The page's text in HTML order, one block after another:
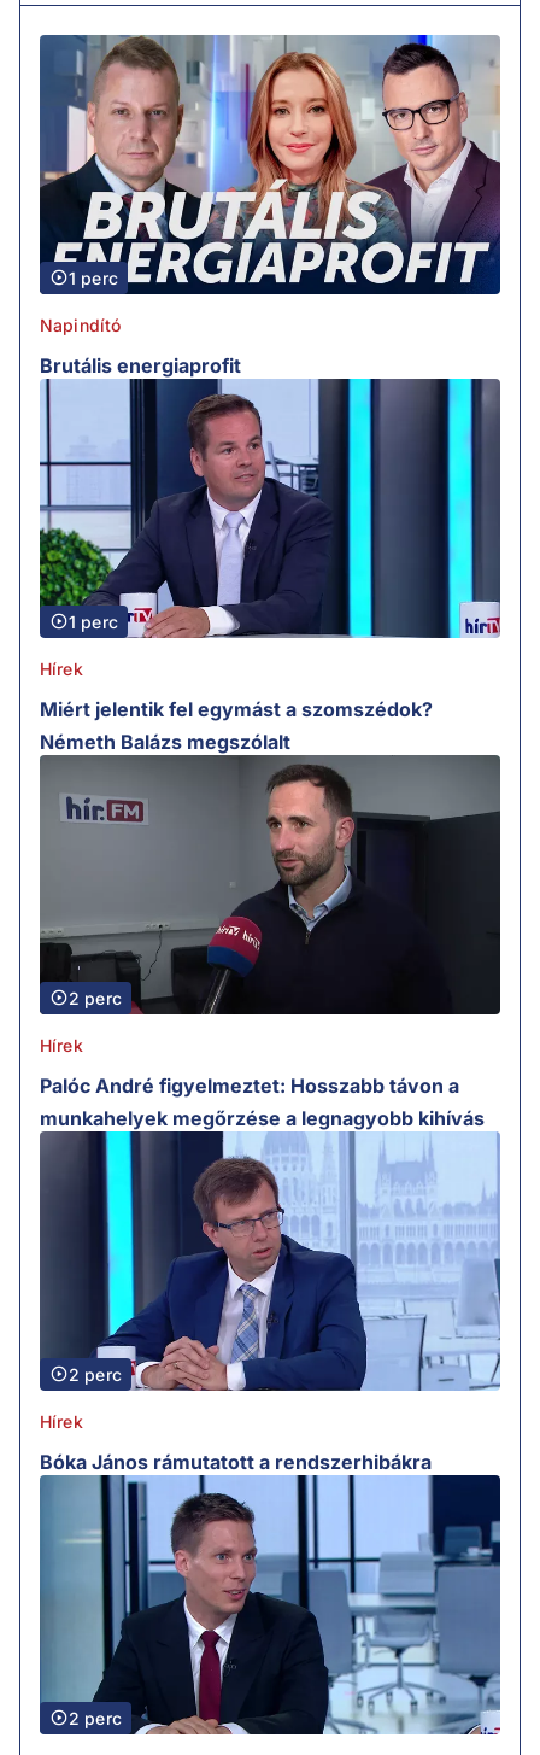
1 perc
Napindító
Brutális energiaprofit
1 perc
Hírek
Miért jelentik fel egymást a szomszédok?
Németh Balázs megszólalt
2 perc
Hírek
Palóc André figyelmeztet: Hosszabb távon a
munkahelyek megőrzése a legnagyobb kihívás
2 perc
Hírek
Bóka János rámutatott a rendszerhibákra
2 perc